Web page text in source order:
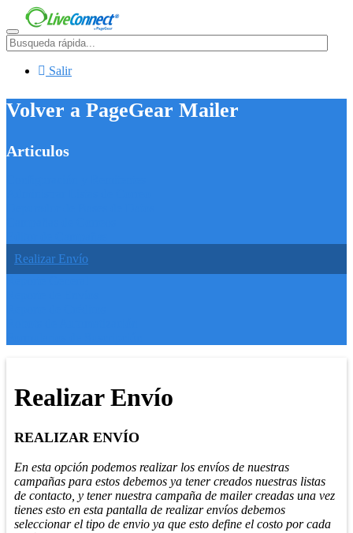
Menú
Salir
Volver a PageGear Mailer
Articulos
Realizar Envío
Realizar Envío
REALIZAR ENVÍO
En esta opción podemos realizar los envíos de nuestras
campañas para estos debemos ya tener creados nuestras listas
de contacto, y tener nuestra campaña de mailer creadas una vez
tienes esto en esta pantalla de realizar envíos debemos
seleccionar el tipo de envio ya que esto define el costo por cada